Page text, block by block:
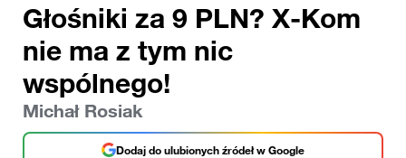
Głośniki za 9 PLN? X-Kom
nie ma z tym nic
wspólnego!
Michał Rosiak
Dodaj do ulubionych źródeł w Google